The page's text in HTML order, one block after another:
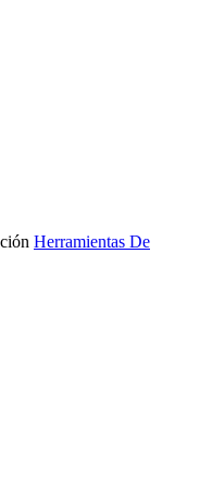
Herramientas De